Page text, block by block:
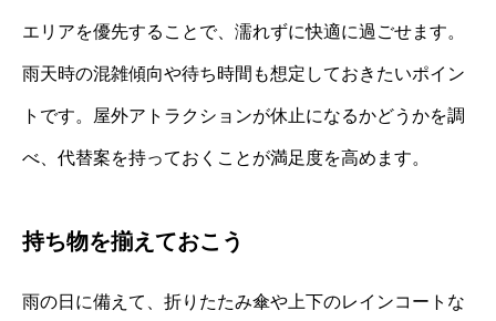
エリアを優先することで、濡れずに快適に過ごせます。
雨天時の混雑傾向や待ち時間も想定しておきたいポイン
トです。屋外アトラクションが休止になるかどうかを調
べ、代替案を持っておくことが満足度を高めます。
持ち物を揃えておこう
雨の日に備えて、折りたたみ傘や上下のレインコートな